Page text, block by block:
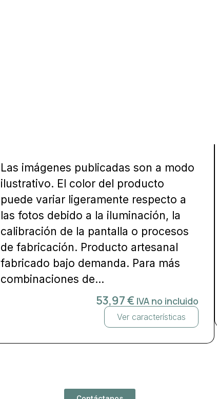
Las imágenes publicadas son a modo
ilustrativo. El color del producto
puede variar ligeramente respecto a
las fotos debido a la iluminación, la
calibración de la pantalla o procesos
de fabricación. Producto artesanal
fabricado bajo demanda. Para más
combinaciones de...
53,97€ IVA no incluido
Ver características